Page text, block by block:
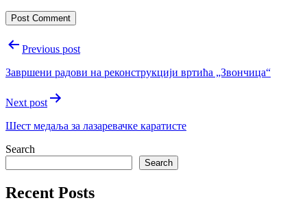
PostPrevious post
Завршени радови на реконструкцији вртића „Звончица“
Next post
Шест медаља за лазаревачке каратисте
Search
Search
Recent Posts